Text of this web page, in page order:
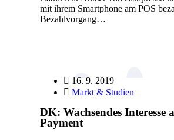
mit ihrem Smartphone am POS
Bezahlvorgang…
16. 9. 2019
Markt & Studien
DK: Wachsendes Interesse
Payment